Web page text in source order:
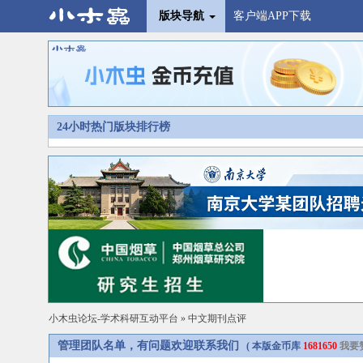
版块导航 客户端APP下载
24小时热门版块排行榜
小木虫论坛-学术科研互动平台 » 中文期刊点评
管理团队名单，有问题欢迎联系我们 ( 本版金币库 1681650 我要